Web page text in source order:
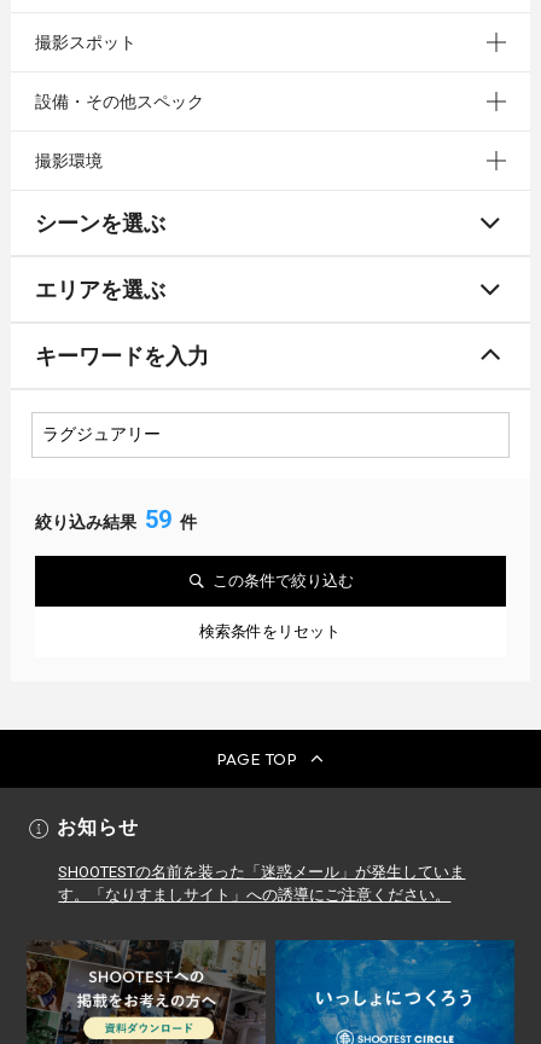
撮影スポット
設備・その他スペック
撮影環境
シーンを選ぶ
エリアを選ぶ
キーワードを入力
絞り込み結果 59 件
この条件で絞り込む
検索条件をリセット
PAGE TOP
お知らせ
SHOOTESTの名前を装った「迷惑メール」が発生していま
す。「なりすましサイト」への誘導にご注意ください。